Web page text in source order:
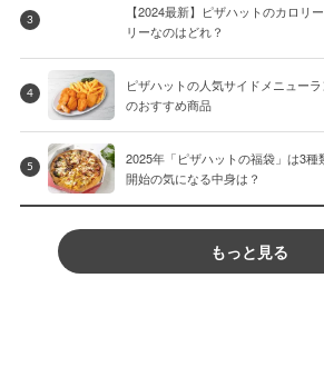
3
【2024最新】ピザハットのカロリ
リーなのはどれ？
4
ピザハットの人気サイドメニュー
のおすすめ商品
5
2025年「ピザハットの福袋」は3種
開始の気になる中身は？
もっと見る